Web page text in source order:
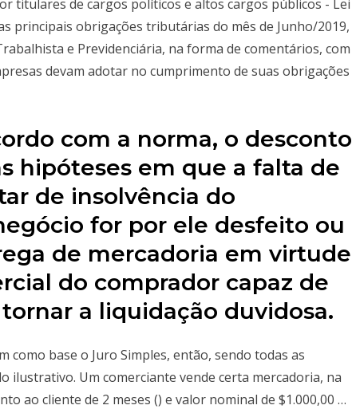
titulares de cargos políticos e altos cargos públicos - Lei
principais obrigações tributárias do mês de Junho/2019,
e Previdenciária, na forma de comentários, com
devam adotar no cumprimento de suas obrigações
com a norma, o desconto
hipóteses em que a falta de
de insolvência do
for por ele desfeito ou
de mercadoria em virtude
do comprador capaz de
a liquidação duvidosa.
como base o Juro Simples, então, sendo todas as
ilustrativo. Um comerciante vende certa mercadoria, na
ao cliente de 2 meses () e valor nominal de $1.000,00 …